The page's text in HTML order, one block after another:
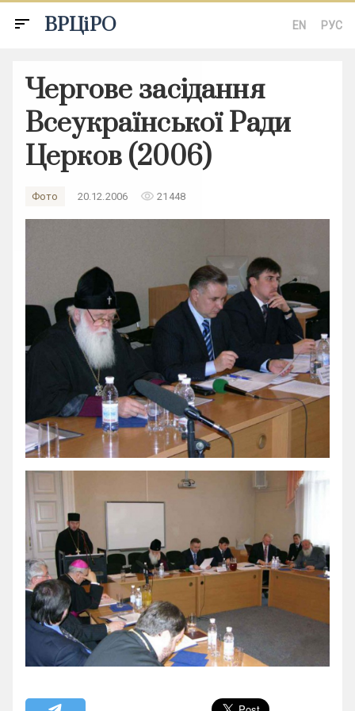
sort ВРЦіРО EN РУС
Чергове засідання
Всеукраїнської Ради
Церков (2006)
Фото 20.12.2006 remove_red_eye 21448